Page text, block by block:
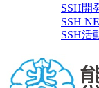
SSH開
SSH
SSH活